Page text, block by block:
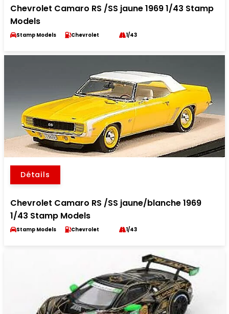
Chevrolet Camaro RS /SS jaune 1969 1/43 Stamp
Models
Stamp Models Chevrolet 1/43
Détails
Chevrolet Camaro RS /SS jaune/blanche 1969
1/43 Stamp Models
Stamp Models Chevrolet 1/43